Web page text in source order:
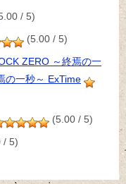
/ 5)
(5.00 / 5)
ZERO ～終焉の一
の一秒～ ExTime
(5.00 / 5)
/ 5)